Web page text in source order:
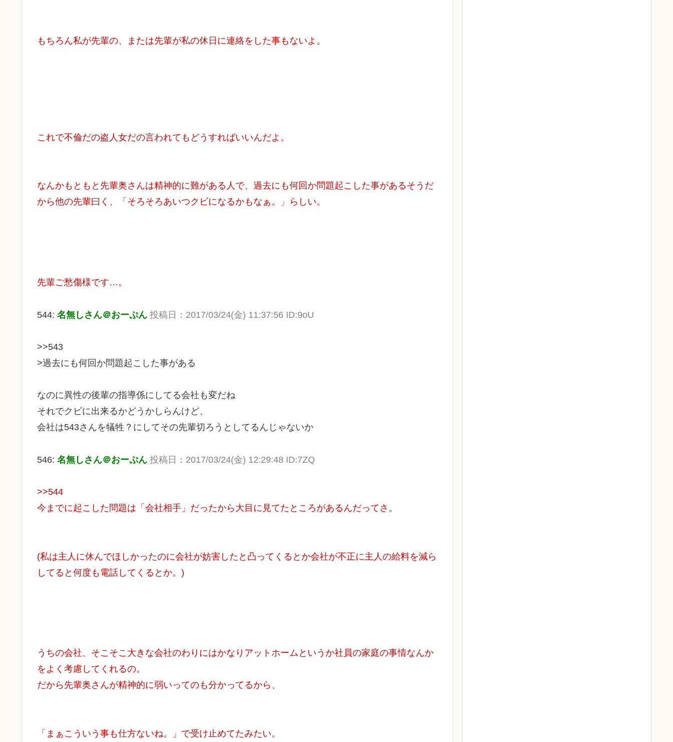
もちろん私が先輩の、または先輩が私の休日に連絡をした事もないよ。
これで不倫だの盗人女だの言われてもどうすればいいんだよ。
なんかもともと先輩奥さんは精神的に難がある人で、過去にも何回か問題起こした事があるそうだ
から他の先輩曰く、「そろそろあいつクビになるかもなぁ。」らしい。
先輩ご愁傷様です…。
544: 名無しさん＠おーぷん 投稿日：2017/03/24(金) 11:37:56 ID:9oU
>>543
>過去にも何回か問題起こした事がある
なのに異性の後輩の指導係にしてる会社も変だね
それでクビに出来るかどうかしらんけど、
会社は543さんを犠牲？にしてその先輩切ろうとしてるんじゃないか
546: 名無しさん＠おーぷん 投稿日：2017/03/24(金) 12:29:48 ID:7ZQ
>>544
今までに起こした問題は「会社相手」だったから大目に見てたところがあるんだってさ。
(私は主人に休んでほしかったのに会社が妨害したと凸ってくるとか会社が不正に主人の給料を減ら
してると何度も電話してくるとか。)
うちの会社、そこそこ大きな会社のわりにはかなりアットホームというか社員の家庭の事情なんか
をよく考慮してくれるの。
だから先輩奥さんが精神的に弱いってのも分かってるから、
「まぁこういう事も仕方ないね。」で受け止めてたみたい。